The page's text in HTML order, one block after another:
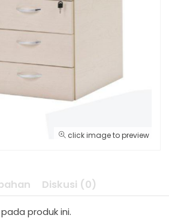
click image to preview
Diskusi (0)
produk ini.